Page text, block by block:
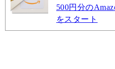
500円分の
をスタート